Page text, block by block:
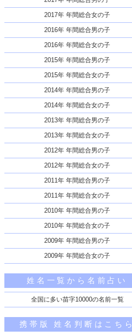
2017年 年間総合女の子
2016年 年間総合男の子
2016年 年間総合女の子
2015年 年間総合男の子
2015年 年間総合女の子
2014年 年間総合男の子
2014年 年間総合女の子
2013年 年間総合男の子
2013年 年間総合女の子
2012年 年間総合男の子
2012年 年間総合女の子
2011年 年間総合男の子
2011年 年間総合女の子
2010年 年間総合男の子
2010年 年間総合女の子
2009年 年間総合男の子
2009年 年間総合女の子
姓名一覧から名前占い
全国に多い苗字10000の名前一覧
携帯版 姓名判断はこちら